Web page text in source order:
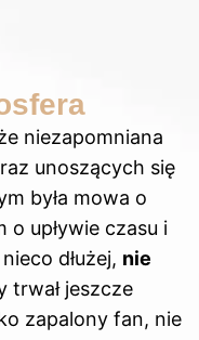
niezapomniana
unoszących się
była mowa o
upływie czasu i
dłużej, nie
trwał jeszcze
zapalony fan, nie